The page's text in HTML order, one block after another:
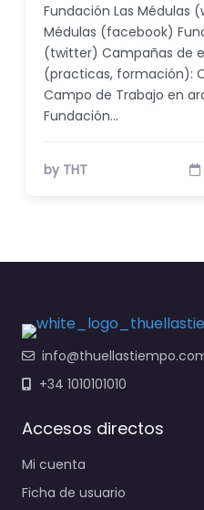
Fundación Las Médulas
Médulas (facebook)
(twitter) Campañas de
(practicas, formación):
Campo de Trabajo en
Fundación…
by THT
+34 1010101010
Accesos directos
Mi cuenta
Ficha de usuario